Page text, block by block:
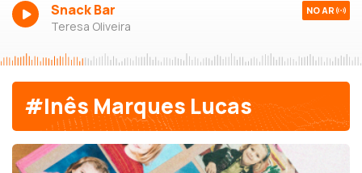
Snack Bar
Teresa Oliveira
NO AR
#Inês Marques Lucas